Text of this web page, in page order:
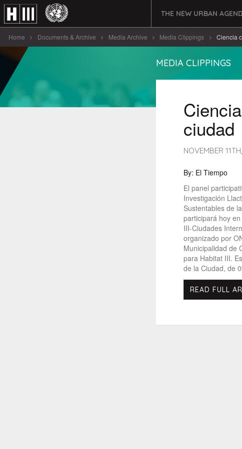
THE NEW URBAN
Home Documents & Archive Media Archive Media Clippings Ciencia
MEDIA CLIPPINGS
ciudad
NOVEMBER
By: El Tiempo
El panel
Investigación
Sustentables de
participará hoy
III-Ciudades
organizado por
Municipalidad de
para Habitat III.
de la Ciudad, de
READ FULL